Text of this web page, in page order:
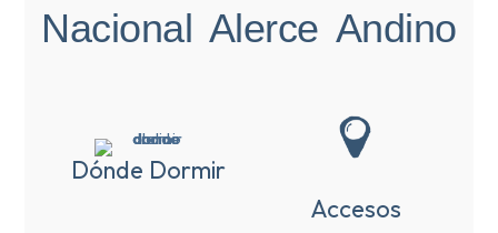
Nacional Alerce Andino
Dónde Dormir
Accesos